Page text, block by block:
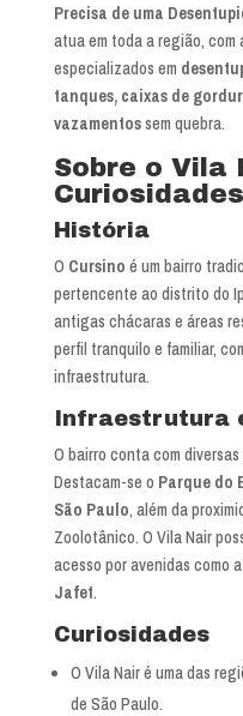
Precisa de uma
atua em toda a região, com
especializados em
tanques, caixas de
vazamentossem quebra.
Sobre o Vila
Curiosidades
História
O Cursino é um bairro
pertencente ao distrito do
antigas chácaras e áreas
perfil tranquilo e familiar,
infraestrutura.
Infraestrutura
O bairro conta com
Destacam-se o Parque do
São Paulo, além da
Zoolotânico. O Vila Nair
acesso por avenidas como a
Jafet.
Curiosidades
O Vila Nair é uma das
de São Paulo.